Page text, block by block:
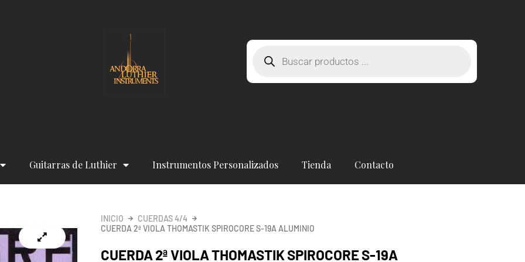
Búsqueda
productos
Guitarras de Luthier Instrumentos Personalizados Tienda Contacto
INICIO
CUERDAS 4/4
CUERDA 2ª VIOLA THOMASTIK SPIROCORE S-19A ALUMINIO
CUERDA 2ª VIOLA THOMASTIK SPIROCORE S-19A